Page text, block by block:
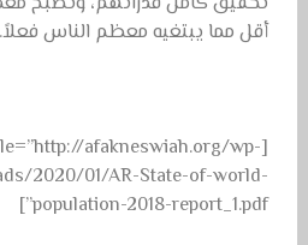
أقل مما يبتغيه معظم الناس فعلاً.
afakneswiah.org/wp-
2020/01/AR-State-of-world-
population-2018-report_1.pdf”]